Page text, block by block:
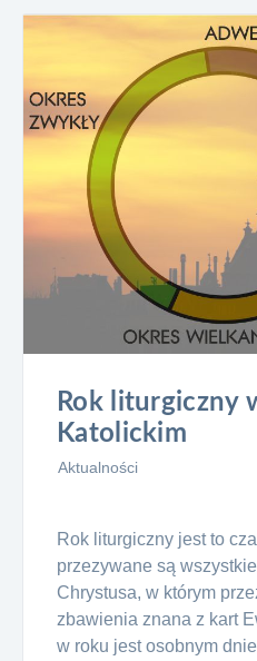
Rok liturgiczny
Katolickim
Aktualności
Rok liturgiczny jest to
przezywane są
Chrystusa, w którym
zbawienia znana z kart
w roku jest osobnym